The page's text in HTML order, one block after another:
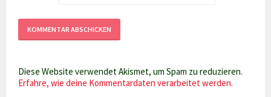
Diese Website verwendet Akismet, um Spam zu reduzieren.
Erfahre, wie deine Kommentardaten verarbeitet werden.